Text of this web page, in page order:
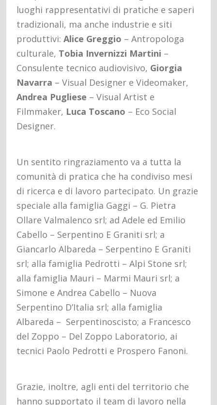
luoghi rappresentativi di pratiche e saperi
tradizionali, ma anche industrie e siti
produttivi:Alice Greggio – Antropologa
culturale, Tobia Invernizzi Martini –
Consulente tecnico audiovisivo, Giorgia
Navarra – Visual Designer e Videomaker,
Andrea Pugliese – Visual Artist e
Filmmaker, Luca Toscano – Eco Social
Designer.
Un sentito ringraziamento va a tutta la
comunità di pratica che ha condiviso mesi
di ricerca e di lavoro partecipato. Un grazie
speciale alla famiglia Gaggi – G. Pietra
Ollare Valmalenco srl; ad Adele ed Emilio
Cabello – Serpentino E Graniti srl; a
Giancarlo Albareda – Serpentino E Graniti
srl; alla famiglia Pedrotti – Alpi Stone srl;
alla famiglia Mauri – Marmi Mauri srl; a
Simone e Andrea Cabello – Nuova
Serpentino D’Italia srl; alla famiglia
Albareda – Serpentinoscisto; a Francesco
del Zoppo – Del Zoppo Laboratorio, ai
tecnici Paolo Pedrotti e Prospero Fanoni.
Grazie, inoltre, agli enti del territorio che
hanno supportato il team di lavoro nella